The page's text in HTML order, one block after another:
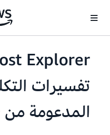
تفسيرات
المدعومة من Amazon Q